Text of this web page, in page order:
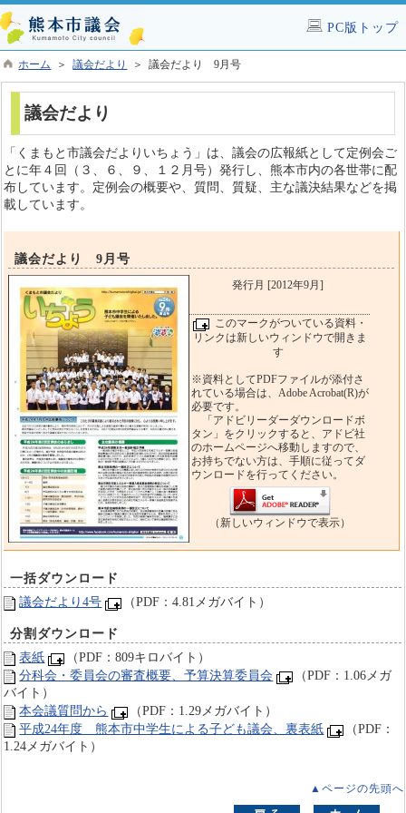
PC版トップ
ホーム ＞議会だより ＞ 議会だより 9月号
議会だより
「くまもと市議会だよりいちょう」は、議会の広報紙として定例会ご
とに年４回（３、６、９、１２月号）発行し、熊本市内の各世帯に配
布しています。定例会の概要や、質問、質疑、主な議決結果などを掲
載しています。
議会だより 9月号
発行月 [2012年9月]
このマークがついている資料・
リンクは新しいウィンドウで開きま
す
※資料としてPDFファイルが添付さ
れている場合は、Adobe Acrobat(R)が
必要です。
「アドビリーダーダウンロードボ
タン」をクリックすると、アドビ社
のホームページへ移動しますので、
お持ちでない方は、手順に従ってダ
ウンロードを行ってください。
（新しいウィンドウで表示）
一括ダウンロード
議会だより4号
（PDF：4.81メガバイト）
分割ダウンロード
表紙
（PDF：809キロバイト）
分科会・委員会の審査概要、予算決算委員会
（PDF：1.06メガ
バイト）
本会議質問から
（PDF：1.29メガバイト）
平成24年度 熊本市中学生による子ども議会、裏表紙
（PDF：
1.24メガバイト）
▲ページの先頭へ